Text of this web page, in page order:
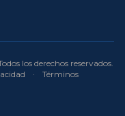
los derechos reservados.
· Términos